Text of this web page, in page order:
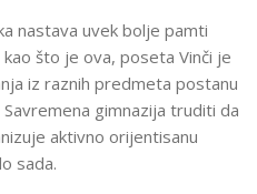
nastava uvek bolje pamti
što je ova, poseta Vinči je
iz raznih predmeta postanu
gimnazija truditi da
aktivno orijentisanu
sada.